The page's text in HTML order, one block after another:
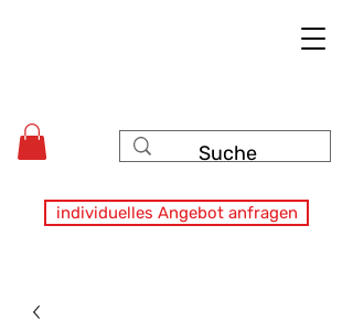
individuelles Angebot anfragen